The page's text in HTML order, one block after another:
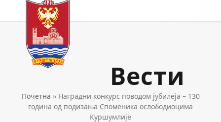
Open
mobile
menu
Close
mobile
menu
Вести
Почетна » Наградни конкурс поводом јубилеја – 130
година од подизања Споменика ослободиоцима
Куршумлије